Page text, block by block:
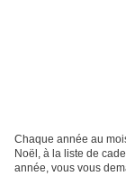
Chaque année au
Noël, à la liste de
année, vous vous